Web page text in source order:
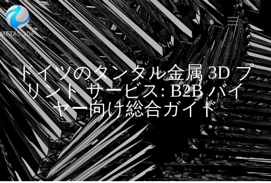
ドイツのタンタル金属 3D プ
リント サービス: B2B バイ
ヤー向け総合ガイド